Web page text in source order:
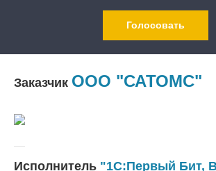
Голосовать
Заказчик ООО "САТОМС"
Исполнитель "1С:Первый Бит,